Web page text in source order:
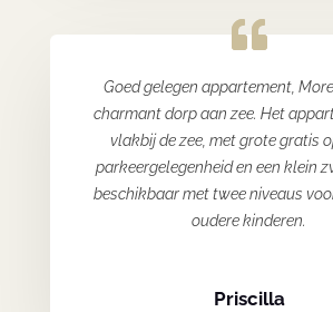
Goed gelegen appartement,
charmant dorp aan zee. Het
vlakbij de zee, met grote gratis
parkeergelegenheid en een klein
beschikbaar met twee niveaus
oudere kinderen.
Priscilla